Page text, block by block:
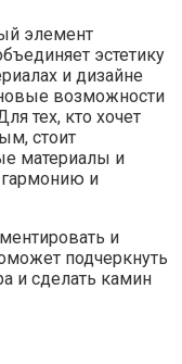
элемент
эстетику
и дизайне
возможности
тех, кто хочет
стоит
материалы и
и
и
подчеркнуть
и сделать камин